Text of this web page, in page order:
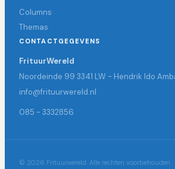
Columns
Themas
CONTACTGEGEVENS
FrituurWereld
Noordeinde 99 3341 LW - Hendrik Ido
info@frituurwereld.nl
085 - 3332856
© 2026 Frituurwereld. Alle rechten voorbehouden.